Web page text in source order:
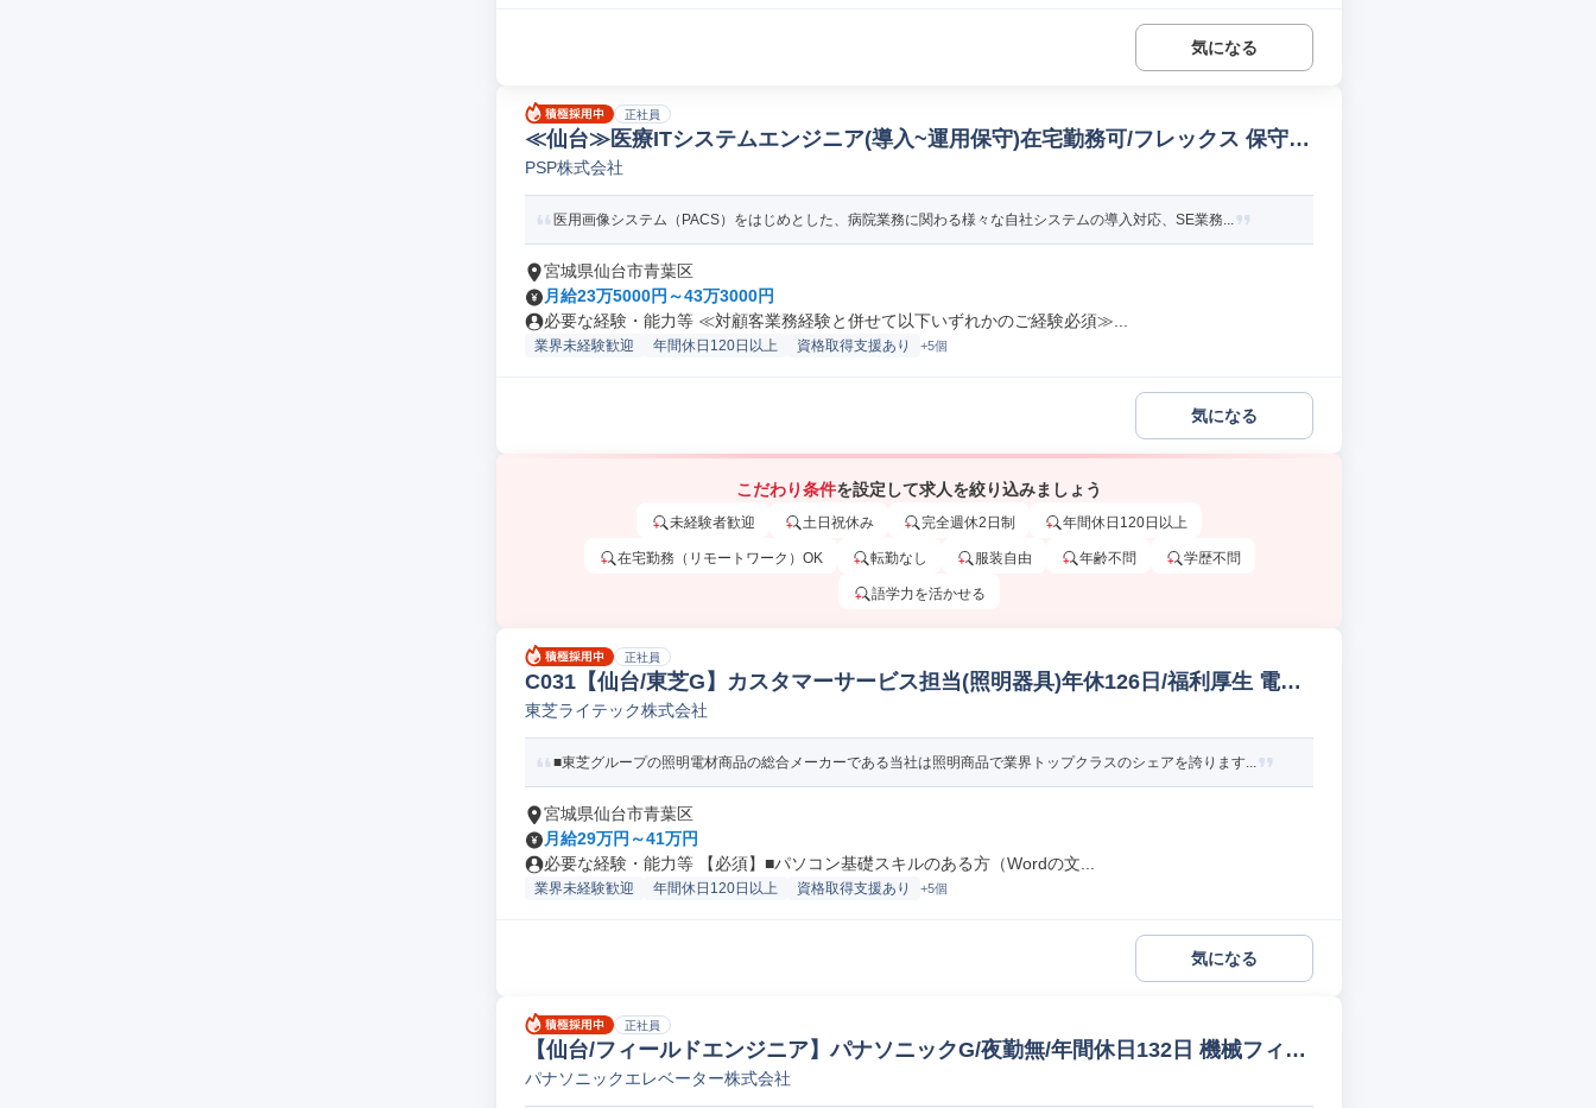
気になる
正社員
≪仙台≫医療ITシステムエンジニア(導入~運用保守)在宅勤務可/フレックス 保守/
運用/サポートエンジニア
PSP株式会社
医用画像システム（PACS）をはじめとした、病院業務に関わる様々な自社システムの導入対応、SE業務...
宮城県仙台市青葉区
月給23万5000円～43万3000円
必要な経験・能力等 ≪対顧客業務経験と併せて以下いずれかのご経験必須≫...
業界未経験歓迎 年間休日120日以上 資格取得支援あり +5個
気になる
こだわり条件を設定して求人を絞り込みましょう
未経験者歓迎 土日祝休み 完全週休2日制 年間休日120日以上
在宅勤務（リモートワーク）OK 転勤なし 服装自由 年齢不問 学歴不問
語学力を活かせる
正社員
C031【仙台/東芝G】カスタマーサービス担当(照明器具)年休126日/福利厚生 電気/
電子フィールド/サポートエンジニア
東芝ライテック株式会社
■東芝グループの照明電材商品の総合メーカーである当社は照明商品で業界トップクラスのシェアを誇ります...
宮城県仙台市青葉区
月給29万円～41万円
必要な経験・能力等 【必須】■パソコン基礎スキルのある方（Wordの文...
業界未経験歓迎 年間休日120日以上 資格取得支援あり +5個
気になる
正社員
【仙台/フィールドエンジニア】パナソニックG/夜勤無/年間休日132日 機械フィー
ルド/サポートエンジニア
パナソニックエレベーター株式会社